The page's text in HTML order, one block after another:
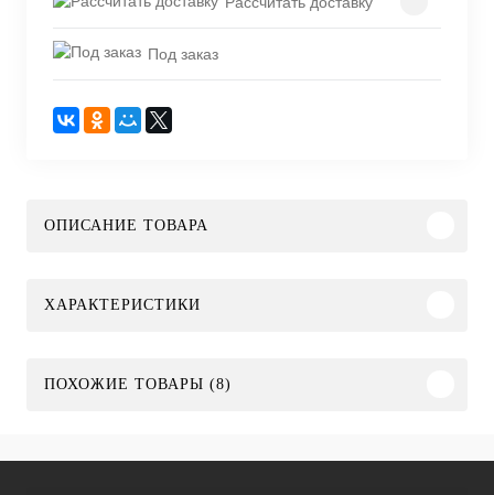
Под заказ
ОПИСАНИЕ ТОВАРА
ХАРАКТЕРИСТИКИ
ПОХОЖИЕ ТОВАРЫ (8)